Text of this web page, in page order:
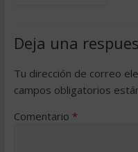
Deja una
Tu dirección de correo
campos obligatorios
Comentario *